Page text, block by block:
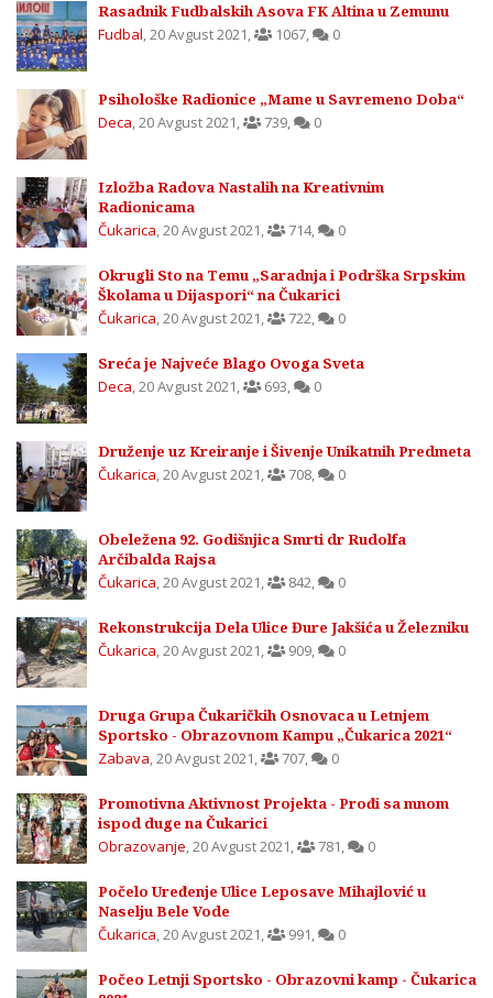
Rasadnik Fudbalskih Asova FK Altina u Zemunu
Fudbal,20 Avgust 2021, 1067, 0
Psihološke Radionice „Mame u Savremeno Doba“
Deca,20 Avgust 2021, 739, 0
Izložba Radova Nastalih na Kreativnim
Radionicama
Čukarica,20 Avgust 2021, 714, 0
Okrugli Sto na Temu „Saradnja i Podrška Srpskim
Školama u Dijaspori“ na Čukarici
Čukarica,20 Avgust 2021, 722, 0
Sreća je Najveće Blago Ovoga Sveta
Deca,20 Avgust 2021, 693, 0
Druženje uz Kreiranje i Šivenje Unikatnih Predmeta
Čukarica,20 Avgust 2021, 708, 0
Obeležena 92. Godišnjica Smrti dr Rudolfa
Arčibalda Rajsa
Čukarica,20 Avgust 2021, 842, 0
Rekonstrukcija Dela Ulice Đure Jakšića u Železniku
Čukarica,20 Avgust 2021, 909, 0
Druga Grupa Čukaričkih Osnovaca u Letnjem
Sportsko - Obrazovnom Kampu „Čukarica 2021“
Zabava,20 Avgust 2021, 707, 0
Promotivna Aktivnost Projekta - Prođi sa mnom
ispod duge na Čukarici
Obrazovanje,20 Avgust 2021, 781, 0
Počelo Uređenje Ulice Leposave Mihajlović u
Naselju Bele Vode
Čukarica,20 Avgust 2021, 991, 0
Počeo Letnji Sportsko - Obrazovni kamp - Čukarica